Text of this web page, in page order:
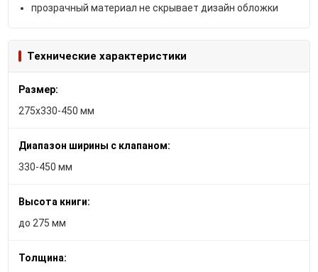
прозрачный материал не скрывает дизайн обложки
Технические характеристики
Размер:
275х330-450 мм
Диапазон ширины с клапаном:
330-450 мм
Высота книги:
до 275 мм
Толщина: